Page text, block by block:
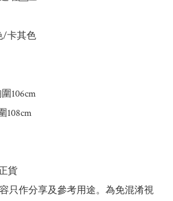
/卡其色
106cm
108cm
貨
只作分享及參考用途。為免混淆視